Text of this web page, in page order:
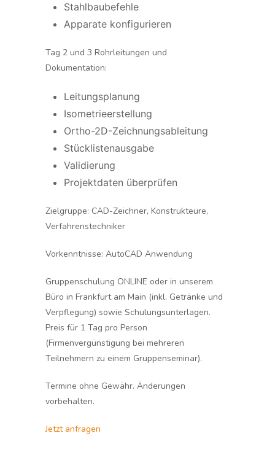
Stahlbaubefehle
Apparate konfigurieren
Tag 2 und 3 Rohrleitungen und
Dokumentation:
Leitungsplanung
Isometrieerstellung
Ortho-2D-Zeichnungsableitung
Stücklistenausgabe
Validierung
Projektdaten überprüfen
Zielgruppe: CAD-Zeichner, Konstrukteure,
Verfahrenstechniker
Vorkenntnisse: AutoCAD Anwendung
Gruppenschulung ONLINE oder in unserem
Büro in Frankfurt am Main (inkl. Getränke und
Verpflegung) sowie Schulungsunterlagen.
Preis für 1 Tag pro Person
(Firmenvergünstigung bei mehreren
Teilnehmern zu einem Gruppenseminar).
Termine ohne Gewähr. Änderungen
vorbehalten.
Jetzt anfragen